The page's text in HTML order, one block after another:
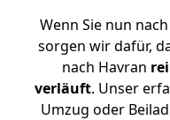
Wenn Sie nun
sorgen wir dafür,
nach Havran
verläuft. Unser
Umzug oder